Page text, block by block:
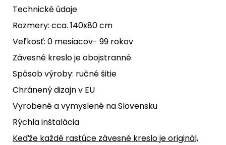
Technické údaje
Rozmery: cca. 140x80 cm
Veľkosť: 0 mesiacov- 99 rokov
Závesné kreslo je obojstranné
Spôsob výroby: ručné šitie
Chránený dizajn v EU
Vyrobené a vymyslené na Slovensku
Rýchla inštalácia
Keďže každé rastúce závesné kreslo je originál,